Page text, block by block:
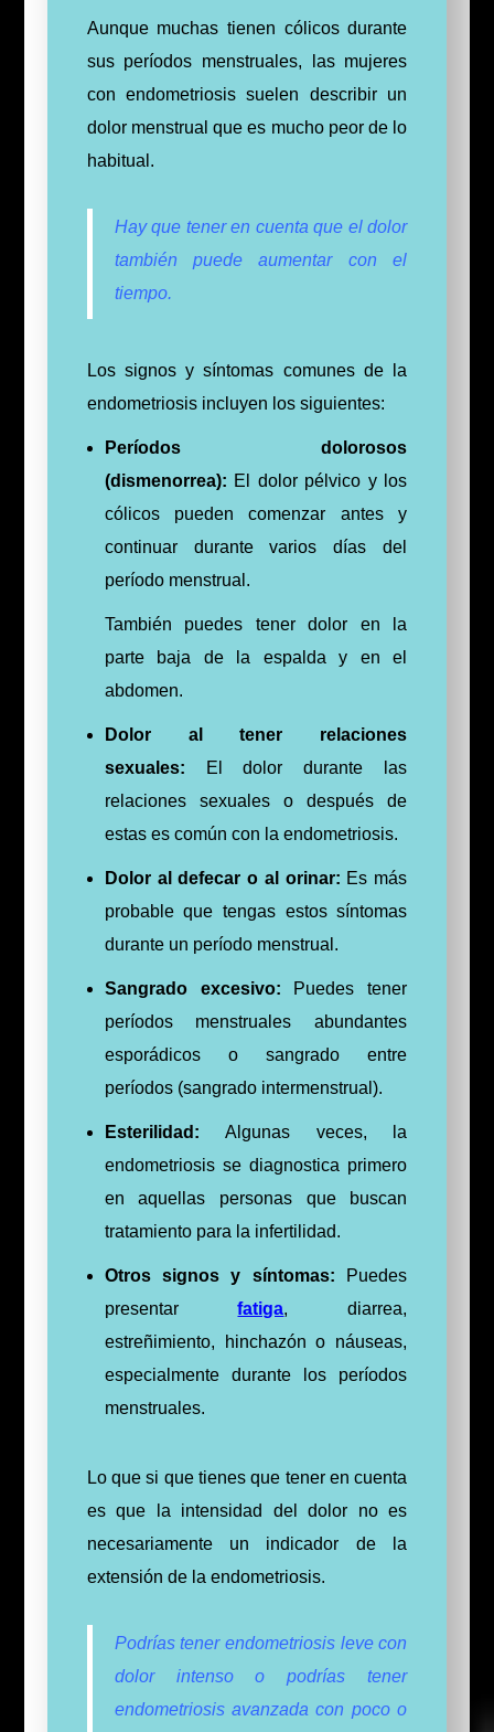
Aunque muchas tienen cólicos durante
sus períodos menstruales, las mujeres
con endometriosis suelen describir un
dolor menstrual que es mucho peor de lo
habitual.
Hay que tener en cuenta que el dolor
también puede aumentar con el
tiempo.
Los signos y síntomas comunes de la
endometriosis incluyen los siguientes:
Períodos dolorosos
(dismenorrea): El dolor pélvico y los
cólicos pueden comenzar antes y
continuar durante varios días del
período menstrual.
También puedes tener dolor en la
parte baja de la espalda y en el
abdomen.
Dolor al tener relaciones
sexuales: El dolor durante las
relaciones sexuales o después de
estas es común con la endometriosis.
Dolor al defecar o al orinar: Es más
probable que tengas estos síntomas
durante un período menstrual.
Sangrado excesivo: Puedes tener
períodos menstruales abundantes
esporádicos o sangrado entre
períodos (sangrado intermenstrual).
Esterilidad: Algunas veces, la
endometriosis se diagnostica primero
en aquellas personas que buscan
tratamiento para la infertilidad.
Otros signos y síntomas: Puedes
presentarfatiga, diarrea,
estreñimiento, hinchazón o náuseas,
especialmente durante los períodos
menstruales.
Loque si que tienes que tener en cuenta
es que la intensidad del dolor no es
necesariamente un indicador de la
extensión de la endometriosis.
Podrías tener endometriosis leve con
dolor intenso o podrías tener
endometriosis avanzada con poco o